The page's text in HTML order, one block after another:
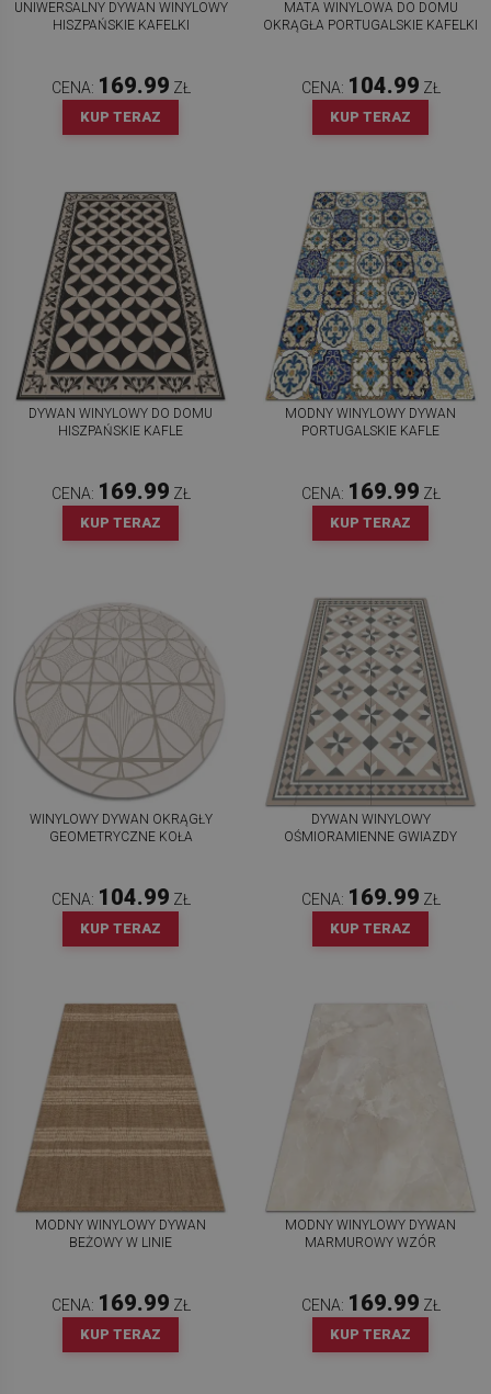
UNIWERSALNY DYWAN WINYLOWY
HISZPAŃSKIE KAFELKI
CENA: 169.99 ZŁ
KUP TERAZ
MATA WINYLOWA DO DOMU
OKRĄGŁA PORTUGALSKIE KAFELKI
CENA: 104.99 ZŁ
KUP TERAZ
DYWAN WINYLOWY DO DOMU
HISZPAŃSKIE KAFLE
CENA: 169.99 ZŁ
KUP TERAZ
MODNY WINYLOWY DYWAN
PORTUGALSKIE KAFLE
CENA: 169.99 ZŁ
KUP TERAZ
WINYLOWY DYWAN OKRĄGŁY
GEOMETRYCZNE KOŁA
CENA: 104.99 ZŁ
KUP TERAZ
DYWAN WINYLOWY
OŚMIORAMIENNE GWIAZDY
CENA: 169.99 ZŁ
KUP TERAZ
MODNY WINYLOWY DYWAN
BEŻOWY W LINIE
CENA: 169.99 ZŁ
KUP TERAZ
MODNY WINYLOWY DYWAN
MARMUROWY WZÓR
CENA: 169.99 ZŁ
KUP TERAZ